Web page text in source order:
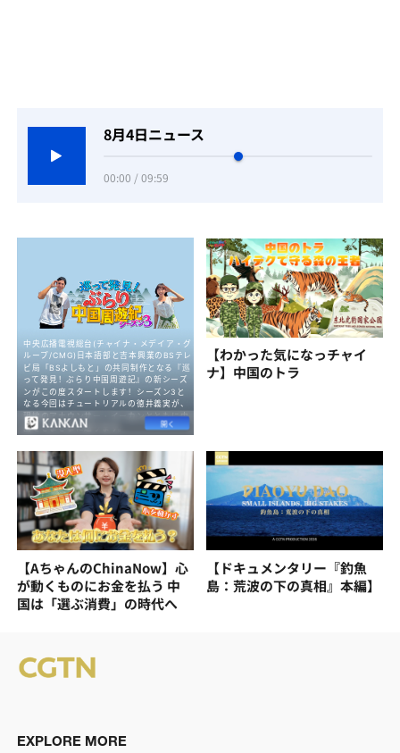
8月4日ニュース
00:00 / 09:59
【わかった気になっチャイ
ナ】中国のトラ
【AちゃんのChinaNow】心
が動くものにお金を払う 中
国は「選ぶ消費」の時代へ
【ドキュメンタリー『釣魚
島：荒波の下の真相』本編】
EXPLORE MORE